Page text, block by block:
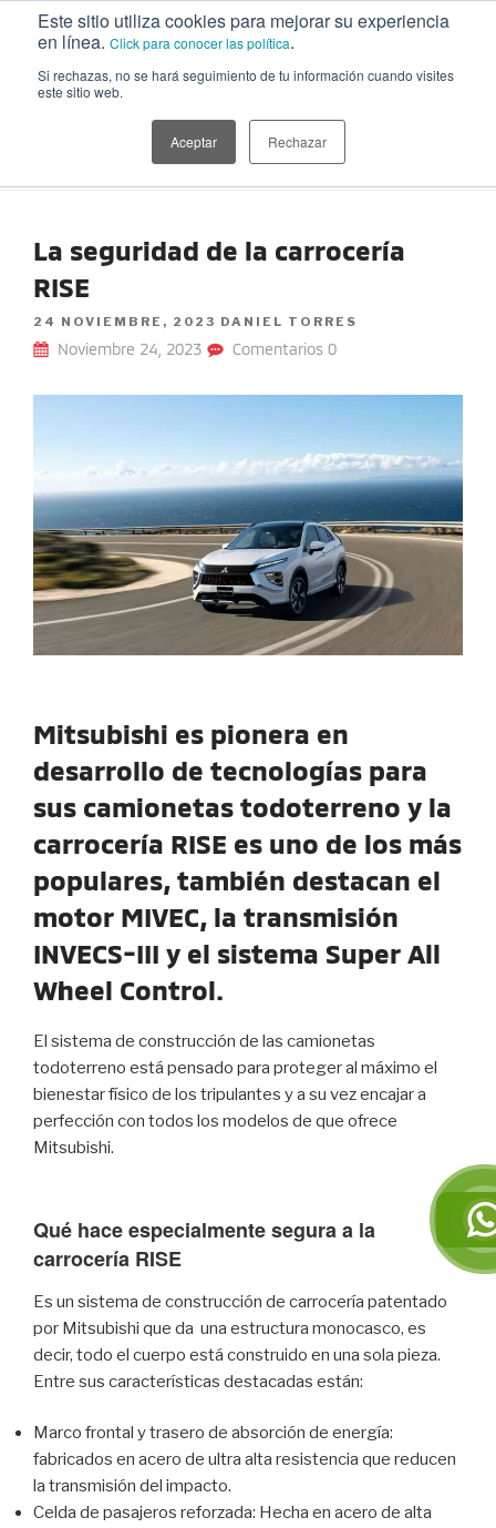
Este sitio utiliza cookies para mejorar su experiencia
en línea. Click para conocer las política.
Si rechazas, no se hará seguimiento de tu información cuando visites
este sitio web.
Aceptar Rechazar
MITSUBISHI MOTORS | BLOG
Información sobre nuestras camionetas, tips para cuidar el auto,
playlists, recetas, planes, estilo de vida y más temáticas de interés
La seguridad de la carrocería
RISE
POSTED
ON
24 NOVIEMBRE, 2023 DANIEL TORRES
Noviembre 24, 2023 Comentarios 0
Mitsubishi es pionera en
desarrollo de tecnologías para
sus camionetas todoterreno y la
carrocería RISE es uno de los más
populares, también destacan el
motor MIVEC, la transmisión
INVECS-III y el sistema Super All
Wheel Control.
El sistema de construcción de las camionetas
todoterreno está pensado para proteger al máximo el
bienestar físico de los tripulantes y a su vez encajar a
perfección con todos los modelos de que ofrece
Mitsubishi.
Qué hace especialmente segura a la
carrocería RISE
Es un sistema de construcción de carrocería patentado
por Mitsubishi que da una estructura monocasco, es
decir, todo el cuerpo está construido en una sola pieza.
Entre sus características destacadas están:
Marco frontal y trasero de absorción de energía:
fabricados en acero de ultra alta resistencia que reducen
la transmisión del impacto.
Celda de pasajeros reforzada: Hecha en acero de alta